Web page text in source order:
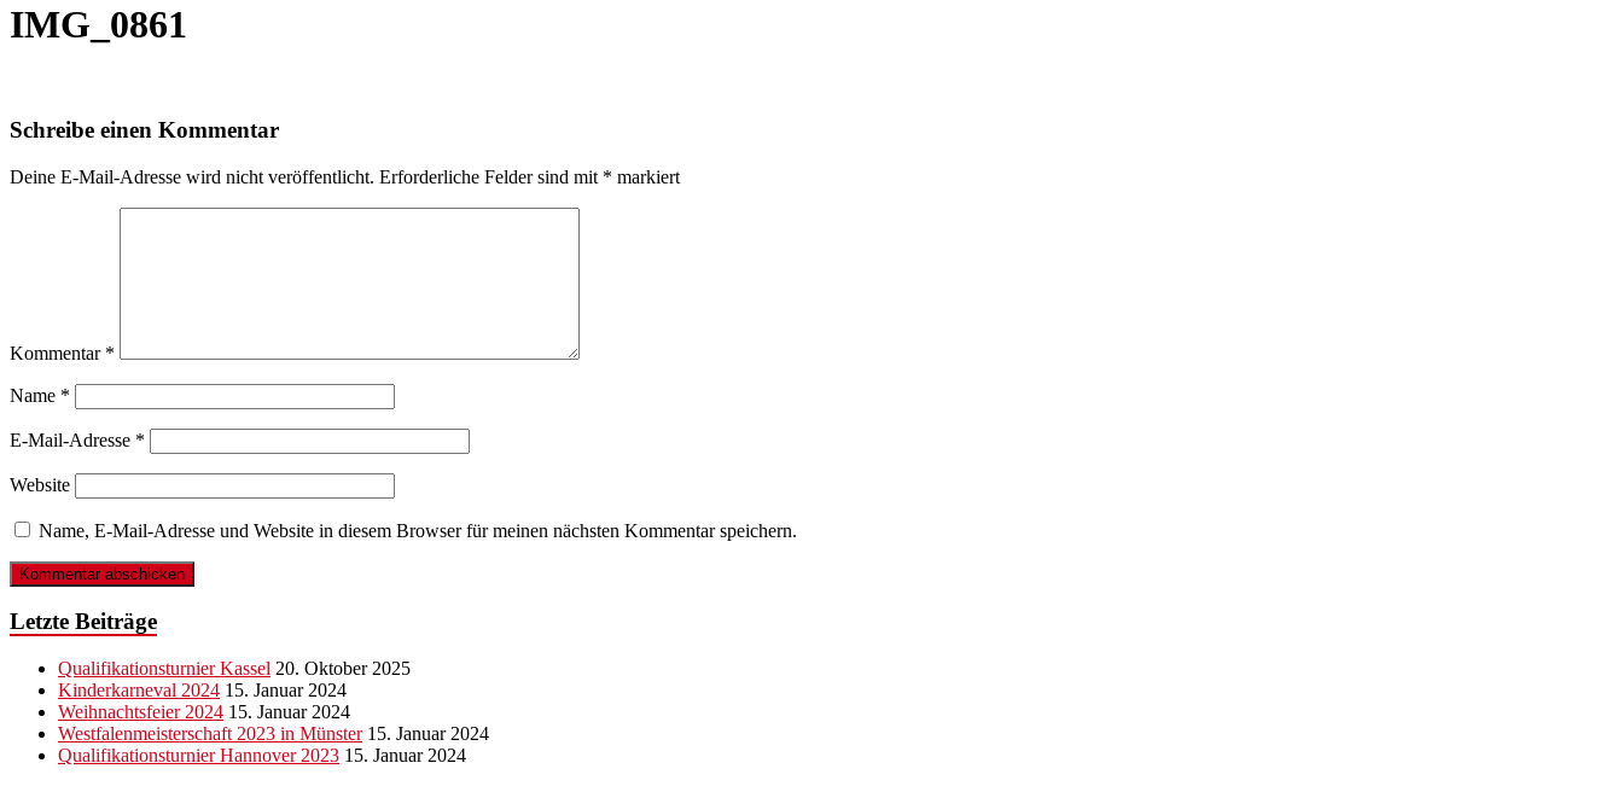
IMG_0861
Schreibe einen Kommentar
Deine E-Mail-Adresse wird nicht veröffentlicht. Erforderliche Felder sind mit * markiert
Kommentar *
Name *
E-Mail-Adresse *
Website
Name, E-Mail-Adresse und Website in diesem Browser für meinen nächsten Kommentar speichern.
Letzte Beiträge
Qualifikationsturnier Kassel 20. Oktober 2025
Kinderkarneval 2024 15. Januar 2024
Weihnachtsfeier 2024 15. Januar 2024
Westfalenmeisterschaft 2023 in Münster 15. Januar 2024
Qualifikationsturnier Hannover 2023 15. Januar 2024